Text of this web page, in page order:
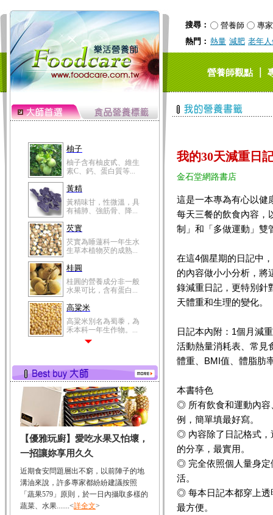
搜尋： 營養師
專家
熱門： 熱量 減肥 老年
營養師觀點｜
柚子
柚子含有柚皮甙、維生
素C、鈣、蛋白質等...
黃精
黃精味甘，性微溫，具
有補肺、強筋骨、降...
芡實
芡實為睡蓮科一年生水
生草本植物芡的成熟...
桂圓
桂圓的營養成分非一般
水果可比，含有蛋白...
高粱米
高粱米別名為蜀黍，為
禾本科一年生作物。...
有蛋白質、脂肪、磷...
鮪魚
鮪魚肚肉中的不飽和脂
肪酸內富含EPA和DH...
韭菜
韭菜所含的膳食纖維能
幫助消化與通便；揮...
冬瓜
冬瓜營養價值高，鈉含
量極低是水腫病人的...
豆豉
【優雅玩廚】愛吃水果又怕壞，
一招讓妳享用久久
近期食安問題層出不窮，以前陣子的地
溝油來說，許多專家都紛紛建議按照
「蔬果579」原則，於一日內攝取多樣的
蔬菜、水果.......<詳全文>
我的30天減重日
金石堂網路書店
這是一本專為有心以健
每天三餐的飲食內容，
制」和「多做運動」雙
在這4個星期的日記中
的內容做小小分析，將
錄減重日記，更特別針
天體重和生理的變化。
日記本內附：1個月減
活動熱量消耗表、常見
體重、BMI值、體脂肪
本書特色
◎ 所有飲食和運動內容
例，簡單填最好寫。
◎ 內容除了日記格式，
的分享，最實用。
◎ 完全依照個人量身定
活。
◎ 每本日記本都穿上透
最方便。